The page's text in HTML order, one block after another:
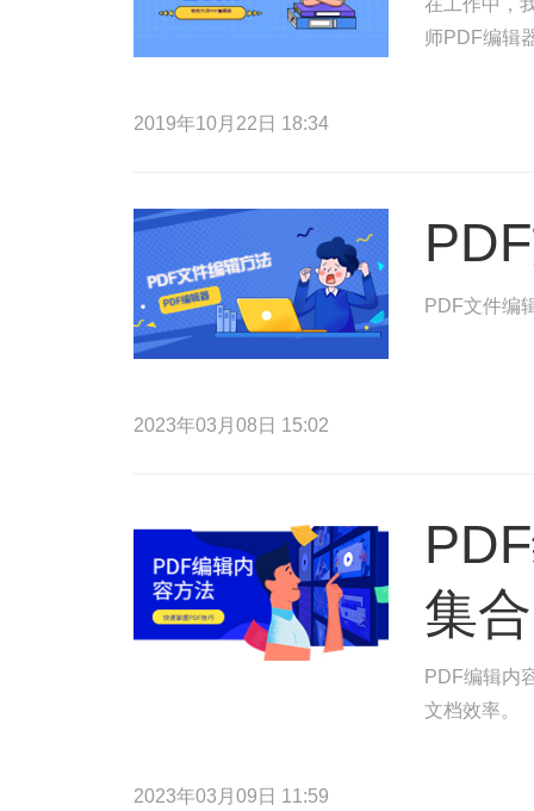
在工作中，
师PDF编辑
2019年10月22日 18:34
PDF文件编
2023年03月08日 15:02
集合
PDF编辑内
文档效率。
2023年03月09日 11:59